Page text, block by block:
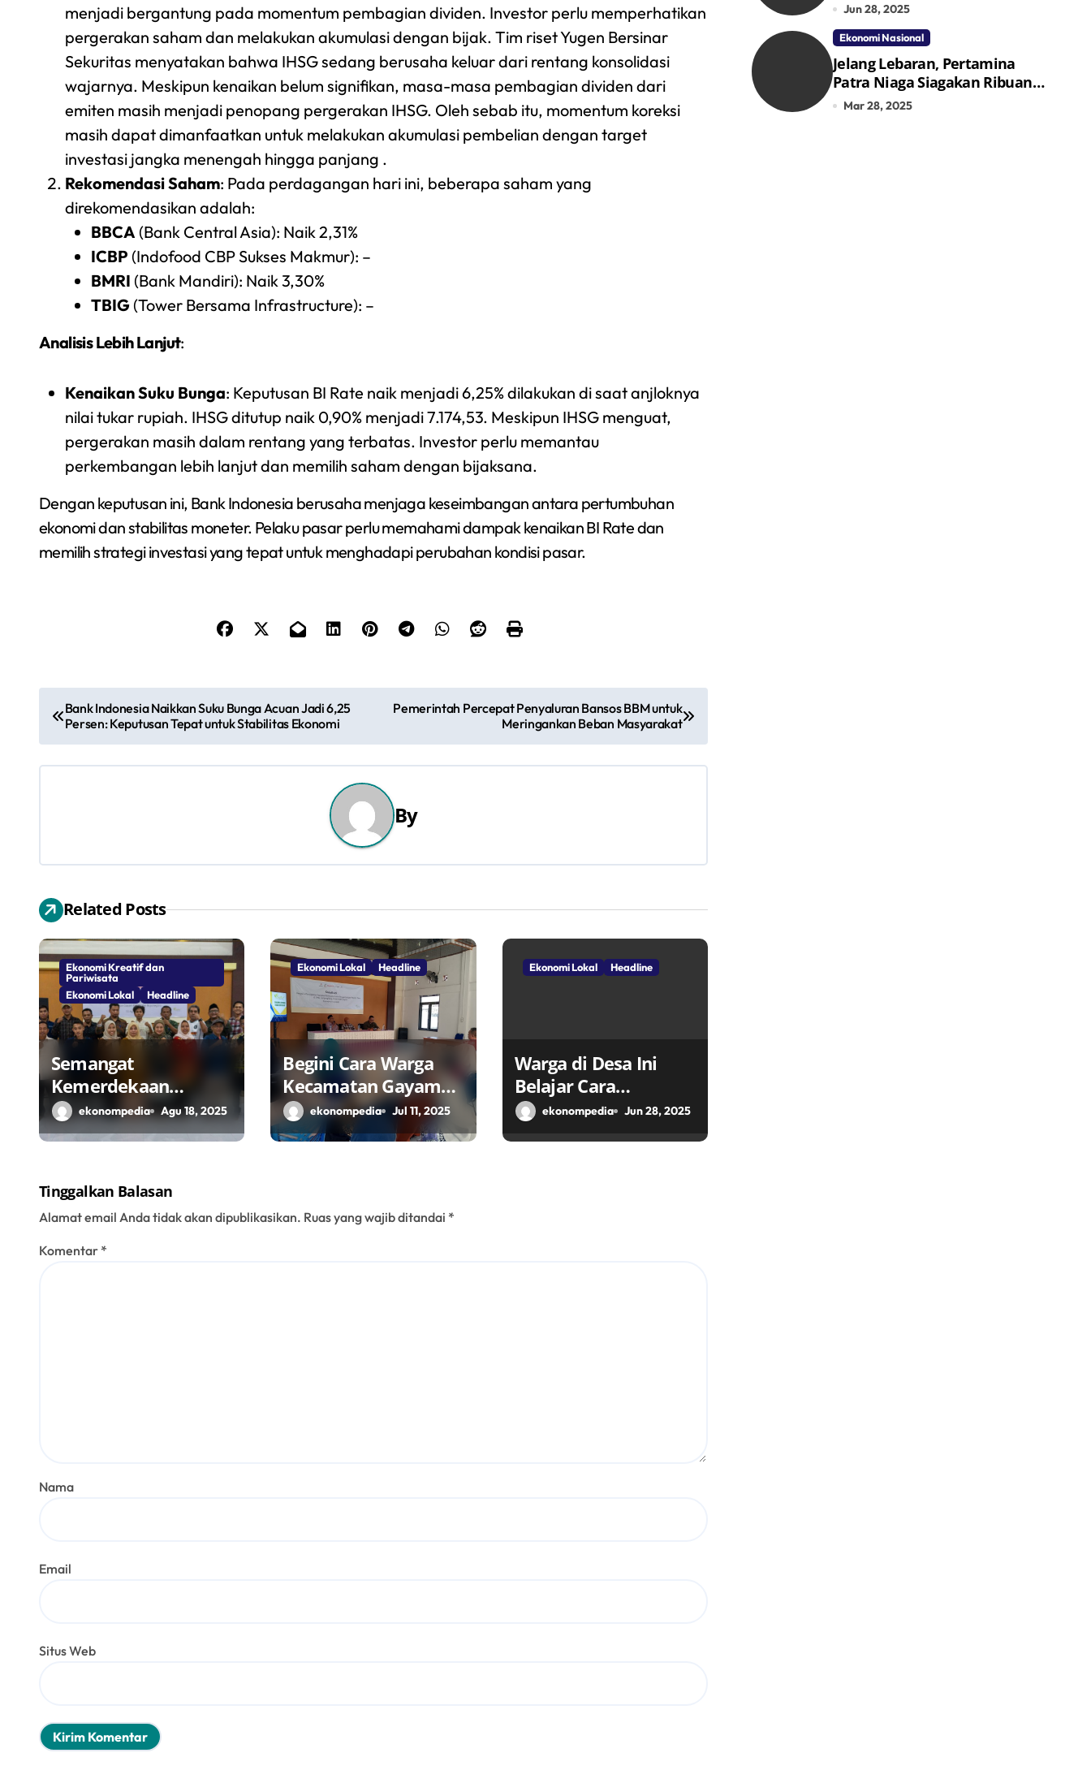
menjadi bergantung pada momentum pembagian dividen. Investor perlu memperhatikan
pergerakan saham dan melakukan akumulasi dengan bijak. Tim riset Yugen Bersinar
Sekuritas menyatakan bahwa IHSG sedang berusaha keluar dari rentang konsolidasi
wajarnya. Meskipun kenaikan belum signifikan, masa-masa pembagian dividen dari
emiten masih menjadi penopang pergerakan IHSG. Oleh sebab itu, momentum koreksi
masih dapat dimanfaatkan untuk melakukan akumulasi pembelian dengan target
investasi jangka menengah hingga panjang .
Rekomendasi Saham: Pada perdagangan hari ini, beberapa saham yang
direkomendasikan adalah:
BBCA (Bank Central Asia): Naik 2,31%
ICBP (Indofood CBP Sukses Makmur): –
BMRI (Bank Mandiri): Naik 3,30%
TBIG (Tower Bersama Infrastructure): –
Analisis Lebih Lanjut:
Kenaikan Suku Bunga: Keputusan BI Rate naik menjadi 6,25% dilakukan di saat anjloknya
nilai tukar rupiah. IHSG ditutup naik 0,90% menjadi 7.174,53. Meskipun IHSG menguat,
pergerakan masih dalam rentang yang terbatas. Investor perlu memantau
perkembangan lebih lanjut dan memilih saham dengan bijaksana.
Dengan keputusan ini, Bank Indonesia berusaha menjaga keseimbangan antara pertumbuhan
ekonomi dan stabilitas moneter. Pelaku pasar perlu memahami dampak kenaikan BI Rate dan
memilih strategi investasi yang tepat untuk menghadapi perubahan kondisi pasar.
N
a
v
a
s
i
p
o
s
Bank Indonesia Naikkan Suku Bunga Acuan Jadi 6,25
Persen: Keputusan Tepat untuk Stabilitas Ekonomi
Pemerintah Percepat Penyaluran Bansos BBM untuk
Meringankan Beban Masyarakat
By
Related Posts
Ekonomi Kreatif dan
Pariwisata
Ekonomi Lokal
Headline
Semangat
Kemerdekaan
Masyarakat
Bojonegoro Bangun
ekonompedia Agu 18, 2025
Ekonomi Lokal Headline
Begini Cara Warga
Kecamatan Gayam
Perkuat Ikon Desa
Penggerak Ekonomi
ekonompedia Jul 11, 2025
Ekonomi Lokal Headline
Warga di Desa Ini
Belajar Cara
Kembangkan Potensi
ekonompedia Jun 28, 2025
Tinggalkan Balasan
Alamat email Anda tidak akan dipublikasikan. Ruas yang wajib ditandai *
Komentar *
Nama
Email
Situs Web
Jun 28, 2025
Ekonomi Nasional
Jelang Lebaran, Pertamina
Patra Niaga Siagakan Ribuan
Agen dan Pangkalan LPG 3 Kg
Mar 28, 2025